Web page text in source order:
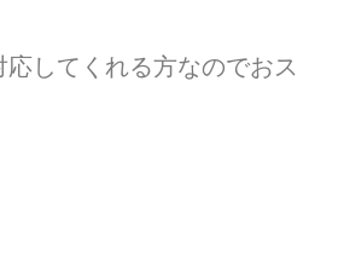
してくれる方なのでおス